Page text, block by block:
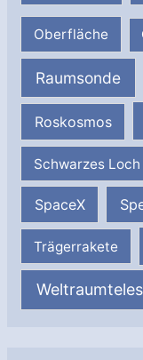
Oberfläche
Raumsonde
Roskosmos
Schwarzes Loch
SpaceX
Trägerrakete